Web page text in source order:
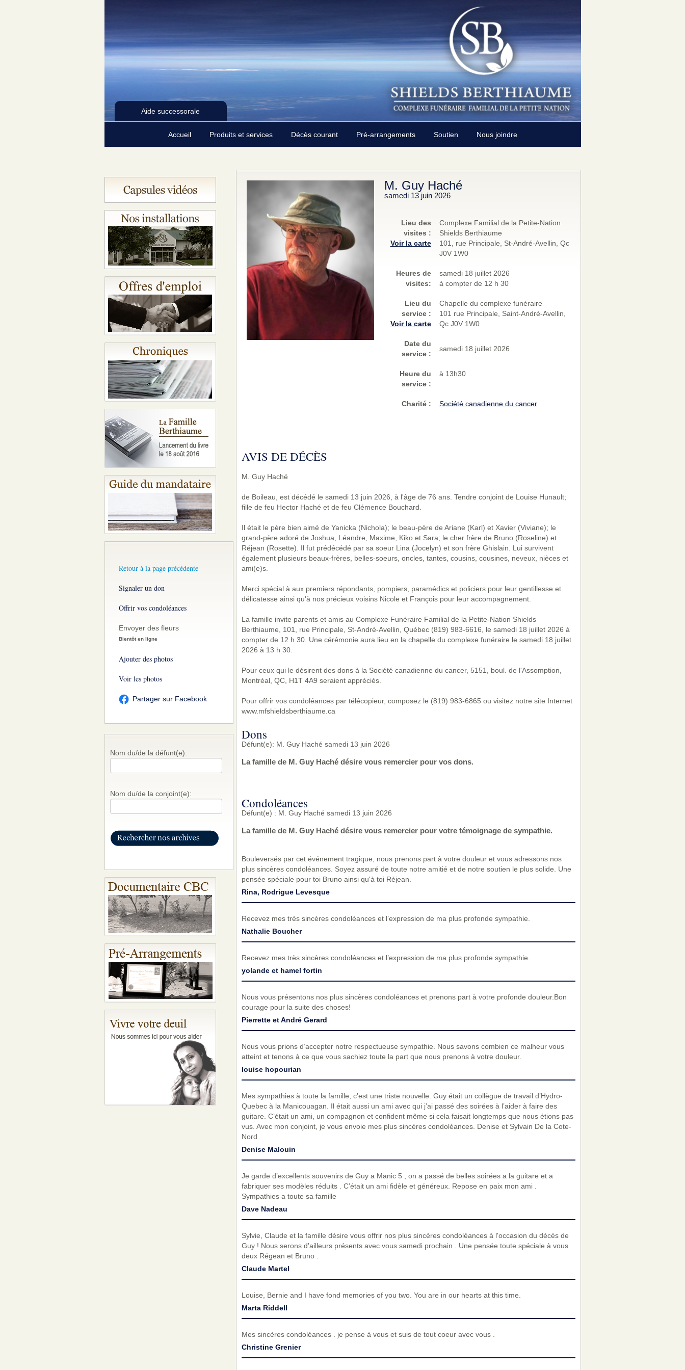
Aide successorale
Accueil Produits et services Décès courant Pré-arrangements Soutien Nous joindre
Retour à la page précédente
Signaler un don
Offrir vos condoléances
Envoyer des fleurs
Bientôt en ligne
Ajouter des photos
Voir les photos
Partager sur Facebook
Nom du/de la défunt(e):
Nom du/de la conjoint(e):
M. Guy Haché
samedi 13 juin 2026
Lieu des
visites :
Voir la carte
Complexe Familial de la Petite-Nation
Shields Berthiaume
101, rue Principale, St-André-Avellin, Qc
J0V 1W0
Heures de
visites:
samedi 18 juillet 2026
à compter de 12 h 30
Lieu du
service :
Voir la carte
Chapelle du complexe funéraire
101 rue Principale, Saint-André-Avellin,
Qc J0V 1W0
Date du
service :
samedi 18 juillet 2026
Heure du
service :
à 13h30
Charité: Société canadienne du cancer
AVIS DE DÉCÈS
M. Guy Haché
de Boileau, est décédé le samedi 13 juin 2026, à l'âge de 76 ans. Tendre conjoint de Louise Hunault;
fille de feu Hector Haché et de feu Clémence Bouchard.
Il était le père bien aimé de Yanicka (Nichola); le beau-père de Ariane (Karl) et Xavier (Viviane); le
grand-père adoré de Joshua, Léandre, Maxime, Kiko et Sara; le cher frère de Bruno (Roseline) et
Réjean (Rosette). Il fut prédécédé par sa soeur Lina (Jocelyn) et son frère Ghislain. Lui survivent
également plusieurs beaux-frères, belles-soeurs, oncles, tantes, cousins, cousines, neveux, nièces et
ami(e)s.
Merci spécial à aux premiers répondants, pompiers, paramédics et policiers pour leur gentillesse et
délicatesse ainsi qu'à nos précieux voisins Nicole et François pour leur accompagnement.
La famille invite parents et amis au Complexe Funéraire Familial de la Petite-Nation Shields
Berthiaume, 101, rue Principale, St-André-Avellin, Québec (819) 983-6616, le samedi 18 juillet 2026 à
compter de 12 h 30. Une cérémonie aura lieu en la chapelle du complexe funéraire le samedi 18 juillet
2026 à 13 h 30.
Pour ceux qui le désirent des dons à la Société canadienne du cancer, 5151, boul. de l'Assomption,
Montréal, QC, H1T 4A9 seraient appréciés.
Pour offrir vos condoléances par télécopieur, composez le (819) 983-6865 ou visitez notre site Internet
www.mfshieldsberthiaume.ca
Dons
Défunt(e): M. Guy Haché samedi 13 juin 2026
La famille de M. Guy Haché désire vous remercier pour vos dons.
Condoléances
Défunt(e) : M. Guy Haché samedi 13 juin 2026
La famille de M. Guy Haché désire vous remercier pour votre témoignage de sympathie.
Bouleversés par cet événement tragique, nous prenons part à votre douleur et vous adressons nos
plus sincères condoléances. Soyez assuré de toute notre amitié et de notre soutien le plus solide. Une
pensée spéciale pour toi Bruno ainsi qu'à toi Réjean.
Rina, Rodrigue Levesque
Recevez mes très sincères condoléances et l’expression de ma plus profonde sympathie.
Nathalie Boucher
Recevez mes très sincères condoléances et l’expression de ma plus profonde sympathie.
yolande et hamel fortin
Nous vous présentons nos plus sincères condoléances et prenons part à votre profonde douleur.Bon
courage pour la suite des choses!
Pierrette et André Gerard
Nous vous prions d’accepter notre respectueuse sympathie. Nous savons combien ce malheur vous
atteint et tenons à ce que vous sachiez toute la part que nous prenons à votre douleur.
louise hopourian
Mes sympathies à toute la famille, c’est une triste nouvelle. Guy était un collègue de travail d’Hydro-
Quebec à la Manicouagan. Il était aussi un ami avec qui j’ai passé des soirées à l’aider à faire des
guitare. C’était un ami, un compagnon et confident même si cela faisait longtemps que nous étions pas
vus. Avec mon conjoint, je vous envoie mes plus sincères condoléances. Denise et Sylvain De la Cote-
Nord
Denise Malouin
Je garde d’excellents souvenirs de Guy a Manic 5 , on a passé de belles soirées a la guitare et a
fabriquer ses modèles réduits . C’était un ami fidèle et généreux. Repose en paix mon ami .
Sympathies a toute sa famille
Dave Nadeau
Sylvie, Claude et la famille désire vous offrir nos plus sincères condoléances à l'occasion du décès de
Guy ! Nous serons d'ailleurs présents avec vous samedi prochain . Une pensée toute spéciale à vous
deux Régean et Bruno .
Claude Martel
Louise, Bernie and I have fond memories of you two. You are in our hearts at this time.
Marta Riddell
Mes sincères condoléances . je pense à vous et suis de tout coeur avec vous .
Christine Grenier